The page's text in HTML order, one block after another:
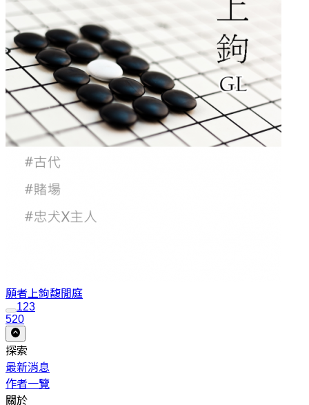
願者上鉤馥閒庭
123
520
探索
最新消息
作者一覽
關於